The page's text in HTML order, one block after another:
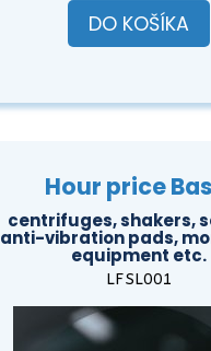
DO KOŠÍKA
Hour price
centrifuges, shakers,
anti-vibration pads,
equipment etc.
LFSL001